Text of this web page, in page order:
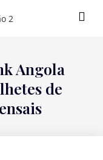
Angola
de